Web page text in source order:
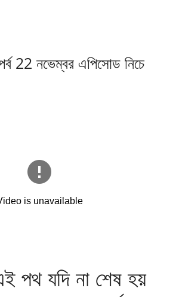
22 নভেম্বর এপিসোড নিচে
পথ যদি না শেষ হয়